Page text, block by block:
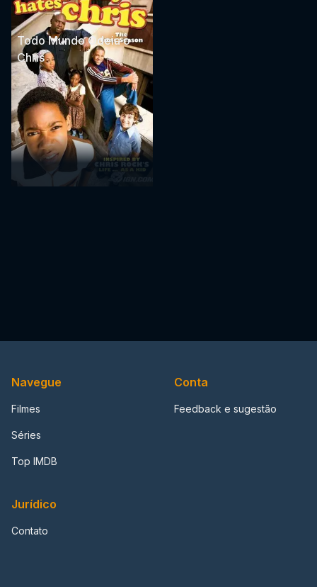
Todo Mundo Odeia o
Chris
Navegue
Filmes
Séries
Top IMDB
Conta
Feedback e sugestão
Jurídico
Contato